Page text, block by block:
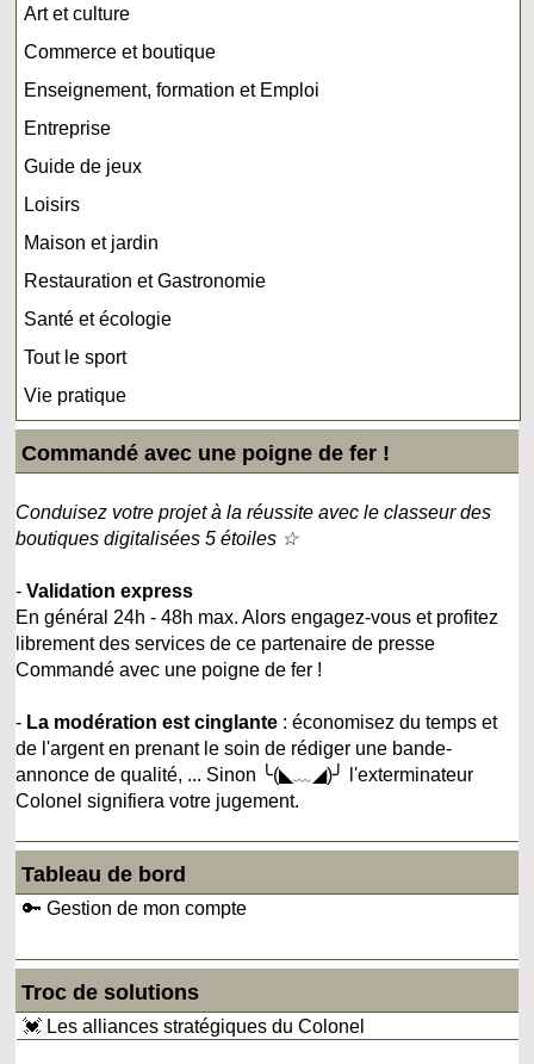
Art et culture
Commerce et boutique
Enseignement, formation et Emploi
Entreprise
Guide de jeux
Loisirs
Maison et jardin
Restauration et Gastronomie
Santé et écologie
Tout le sport
Vie pratique
Commandé avec une poigne de fer !
Conduisez votre projet à la réussite avec le classeur des
boutiques digitalisées 5 étoiles ☆
-Validation express
En général 24h - 48h max. Alors engagez-vous et profitez
librement des services de ce partenaire de presse
Commandé avec une poigne de fer !
- La modération est cinglante : économisez du temps et
de l'argent en prenant le soin de rédiger une bande-
annonce de qualité, ... Sinon ╰(◣﹏◢)╯ l'exterminateur
Colonel signifiera votre jugement.
Tableau de bord
🔑 Gestion de mon compte
Troc de solutions
💓 Les alliances stratégiques du Colonel